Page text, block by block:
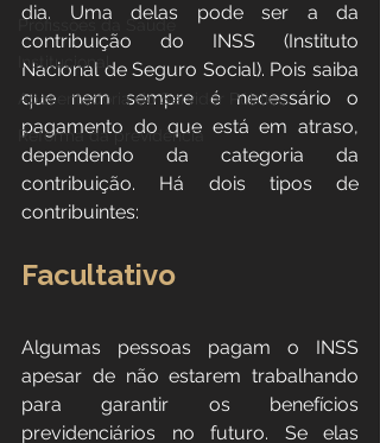
Profissões da Saúde
Institucional
Aposentadoria do Servidor Público
Reforma da previdência
dia. Uma delas pode ser a da
contribuição do INSS (Instituto
Nacional de Seguro Social). Pois saiba
que nem sempre é necessário o
pagamento do que está em atraso,
dependendo da categoria da
contribuição. Há dois tipos de
contribuintes:
Facultativo
Algumas pessoas pagam o INSS
apesar de não estarem trabalhando
para garantir os benefícios
previdenciários no futuro. Se elas